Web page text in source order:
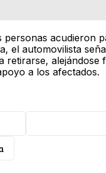
personas acudieron
el automovilista
retirarse, alejándose
a los afectados.